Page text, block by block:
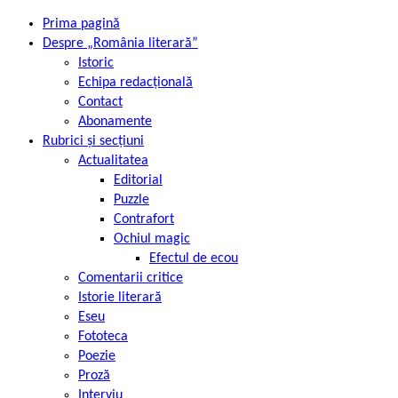
Prima pagină
Despre „România literară”
Istoric
Echipa redacțională
Contact
Abonamente
Rubrici și secțiuni
Actualitatea
Editorial
Puzzle
Contrafort
Ochiul magic
Efectul de ecou
Comentarii critice
Istorie literară
Eseu
Fototeca
Poezie
Proză